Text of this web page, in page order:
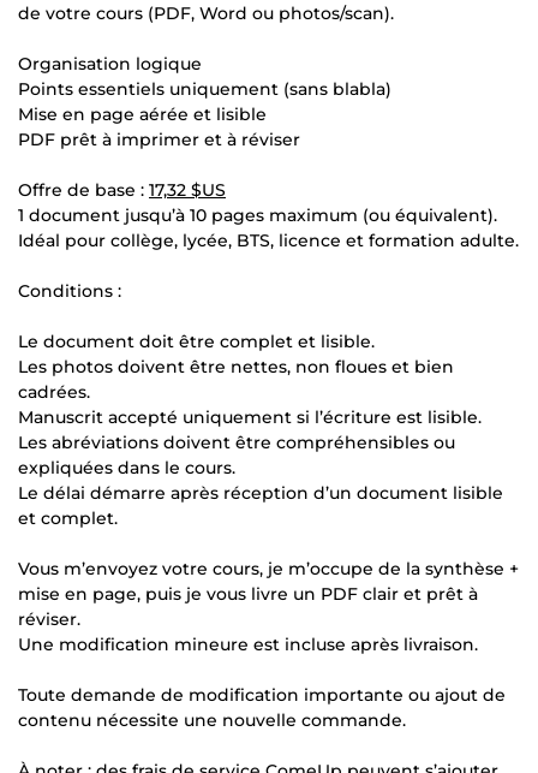
de votre cours (PDF, Word ou photos/scan).
Organisation logique
Points essentiels uniquement (sans blabla)
Mise en page aérée et lisible
PDF prêt à imprimer et à réviser
Offre de base : 17,32 $US
1 document jusqu’à 10 pages maximum (ou équivalent).
Idéal pour collège, lycée, BTS, licence et formation adulte.
Conditions :
Le document doit être complet et lisible.
Les photos doivent être nettes, non floues et bien
cadrées.
Manuscrit accepté uniquement si l’écriture est lisible.
Les abréviations doivent être compréhensibles ou
expliquées dans le cours.
Le délai démarre après réception d’un document lisible
et complet.
Vous m’envoyez votre cours, je m’occupe de la synthèse +
mise en page, puis je vous livre un PDF clair et prêt à
réviser.
Une modification mineure est incluse après livraison.
Toute demande de modification importante ou ajout de
contenu nécessite une nouvelle commande.